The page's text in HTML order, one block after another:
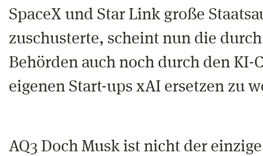
SpaceX und Star Link große
zuschusterte, scheint nun die
Behörden auch noch durch den KI-
eigenen Start-ups xAI ersetzen zu
AQ3 Doch Musk ist nicht der